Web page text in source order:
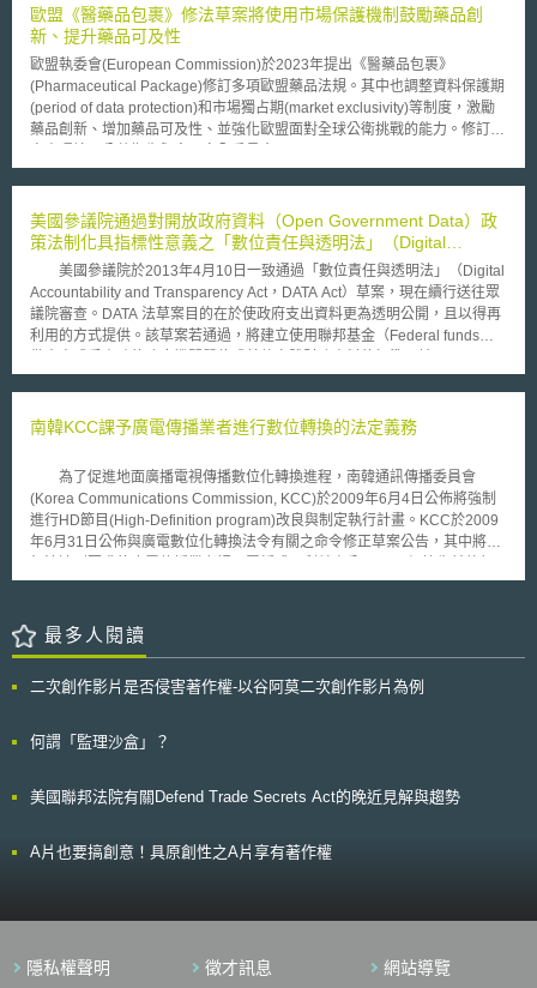
進程等。 （3）深化德國與歐盟關係：維護全球供應鏈與價值鏈的安全性；
避免關鍵領域資訊科技過度依賴中國，加強數位主權（digital
sovereignty）；積極參與歐盟對外投資審查的檢視與安全評估；針對新興
關鍵科技，修正出口管制清單等。 （4）國際合作：在貿易政策與多元化的
層面，更有效地實施環境、社會與人權的保護；與夥伴國合作共享對於關鍵
科技如半導體、人工智慧及綠色科技的價值等。 （5）協調政策與建構對中
國的專業知識：德國聯邦政府將定期召開針對中國議題的部長級會議，並公
握的量能。 該戰略作為加強德國在中國問題上的參考，是否能作為歐盟其
歐盟《醫藥品包裹》修法草案將使用市場保護機制鼓勵藥品創
新、提升藥品可及性
歐盟執委會(European Commission)於2023年提出《醫藥品包裹》
(Pharmaceutical Package)修訂多項歐盟藥品法規。其中也調整資料保護期
(period of data protection)和市場獨占期(market exclusivity)等制度，激勵
藥品創新、增加藥品可及性、並強化歐盟面對全球公衛挑戰的能力。修訂草
Health and Food Safety)通過後，目前已於2024年4月由歐洲議會
法。為協助產業界提早因應布局，本文擬介紹歐洲議會一讀通過的草案中，
資料保護期與市場獨占期的運作方式。 一般新藥 一般新藥的資料保護期由
現行的8年縮減至7年半。但符合以下條件時，則能將資料保護期延長：滿足
未滿足醫療需求（12個月）；含有新活性物質並進行比較性臨床試驗（6個
月）；於歐盟境內與歐盟研究實體合作開發（6個月），若同時符合多項條
件時，最多可將資料保護期延長1年。此外，新藥與現有療法相比具有顯著
的臨床優勢時，還能將資料保護期結束後的市場獨占期由2年延至3年，但僅
Voucher)，獲授權的產品最多可將資料保護期延長12個月，該權利能轉讓
行的10年縮減至9年，然而滿足「高度未滿足醫療需求」的罕病孤兒藥最長
阻擋學名藥與生物相似藥之上市申請。 本次修法加速一般的學名藥與生物
相似藥進入市場，但同時也加強高品質與創新藥品的保護進行支持；而對於
市場機制未能激勵投入的重要需求，如新型抗生素，則提供具可轉讓性的額
外獎勵，增添靈活度和價值，以吸引更多企業投入研發。 本文同步刊載於
stli生醫未來式網站（https://www.biotechlaw.org.tw）
美國參議院通過對開放政府資料（Open Government Data）政
策法制化具指標性意義之「數位責任與透明法」（Digital
Accountability and Transparency Act，DATA Act）草案
美國參議院於2013年4月10日一致通過「數位責任與透明法」（Digital
Accountability and Transparency Act，DATA Act）草案，現在續行送往眾
議院審查。DATA 法草案目的在於使政府支出資料更為透明公開，且以得再
利用的方式提供。該草案若通過，將建立使用聯邦基金（Federal funds）
USAspending.gov網站含括上述資料，並要求聯邦政府以電子格式，自動
行分析。目前草案版本內文並無規定資料特定格式的資料標準，但可得確定
格式，以及可得一致適用於各機關單位之聯邦得標廠商與接受政府補助之實
體的特殊標誌。 曾協助草擬2011年DATA法草案之「資料透明聯盟」
（Data Transparency Coalition）執行長Hudson Hollister表示，DATA法草
案把結構性的資料模式應用於聯邦政府支出時，將前所未有的激發責任與支
出情況間的關係；同時，也將聯邦支出資料（federal spending
（GSA），與預算管理辦公室（OMB），該法案通過後是否能落實，絕大
部分還是取決於白宮是否會要求聯邦政府機關單位完整且迅速的遵循法律的
構成要件。
南韓KCC課予廣電傳播業者進行數位轉換的法定義務
為了促進地面廣播電視傳播數位化轉換進程，南韓通訊傳播委員會
(Korea Communications Commission, KCC)於2009年6月4日公佈將強制
進行HD節目(High-Definition program)改良與制定執行計畫。KCC於2009
年6月31日公佈與廣電數位化轉換法令有關之命令修正草案公告，其中將對
廣電數位化轉換法令之經驗，KCC提出了相關修正草案。該草案將課予廣電
廣電數位化能順利在2012年年底完成。此外，業者必須提出每年的執行計
畫報告與公開類比播送終止、實施數位化播送的情況，否則業者將受有不利
廣電類比訊號之關閉制定特別法，並要求在2012年12月31日全面完成廣電
相關數位化工作，整體效益有待觀察。
最多人閱讀
二次創作影片是否侵害著作權-以谷阿莫二次創作影片為例
何謂「監理沙盒」？
美國聯邦法院有關Defend Trade Secrets Act的晚近見解與趨勢
A片也要搞創意！具原創性之A片享有著作權
隱私權聲明 徵才訊息 網站導覽